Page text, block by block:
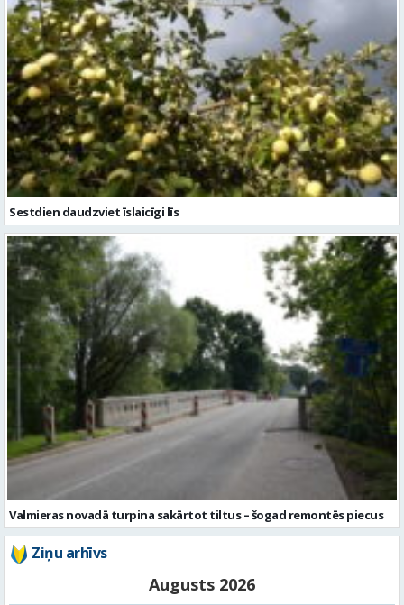
Sestdien daudzviet īslaicīgi līs
Valmieras novadā turpina sakārtot tiltus – šogad remontēs piecus
Ziņu arhīvs
Augusts 2026